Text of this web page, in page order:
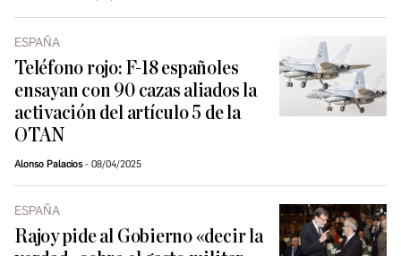
ESPAÑA
Teléfono rojo: F-18 españoles
ensayan con 90 cazas aliados la
activación del artículo 5 de la
OTAN
Alonso Palacios 08/04/2025
ESPAÑA
Rajoy pide al Gobierno «decir la